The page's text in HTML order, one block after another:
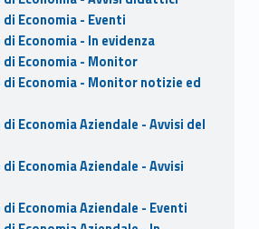
Economia - Eventi
Economia - In evidenza
Economia - Monitor
Economia - Monitor notizie ed
Economia Aziendale - Avvisi del
Economia Aziendale - Avvisi
Economia Aziendale - Eventi